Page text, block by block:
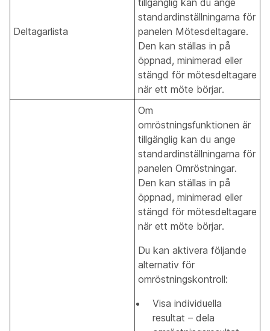
Deltagarlista
standardinställningarna för
panelen Mötesdeltagare.
Den kan ställas in på
öppnad, minimerad eller
stängd för mötesdeltagare
när ett möte börjar.
Om
omröstningsfunktionen är
tillgänglig kan du ange
standardinställningarna för
panelen Omröstningar.
Den kan ställas in på
öppnad, minimerad eller
stängd för mötesdeltagare
när ett möte börjar.
Du kan aktivera följande
alternativ för
omröstningskontroll:
Visa individuella
resultat – dela